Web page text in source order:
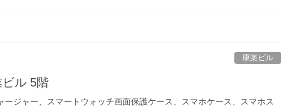
康楽ビル
ル 5階
ジャー、スマートウォッチ画面保護ケース、スマホケース、スマホス